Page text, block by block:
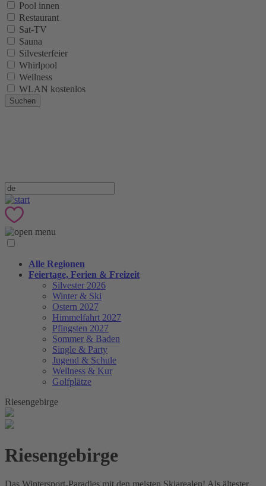
Pool innen
Restaurant
Sat-TV
Sauna
Silvesterfeier
Whirlpool
Wellness
WLAN kostenlos
Suchen
Alle Regionen
Feiertage, Ferien & Freizeit
Silvester 2026
Winter & Ski
Ostern 2027
Himmelfahrt 2027
Pfingsten 2027
Sommer & Baden
Single & Party
Jugend & Schule
Wellness & Kur
Golfplätze
Riesengebirge
Riesengebirge
Das Wintersport-Paradies mit den meisten Skiarealen! Als ältester